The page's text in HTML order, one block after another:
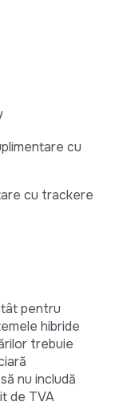
cu
cu trackere
pentru
hibride
trebuie
nu includă
de TVA